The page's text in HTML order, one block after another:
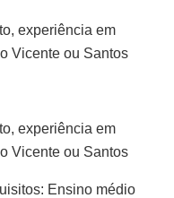
experiência em
Vicente ou Santos
experiência em
Vicente ou Santos
Ensino médio